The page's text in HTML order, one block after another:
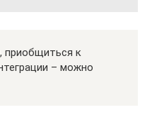
приобщиться к
– можно